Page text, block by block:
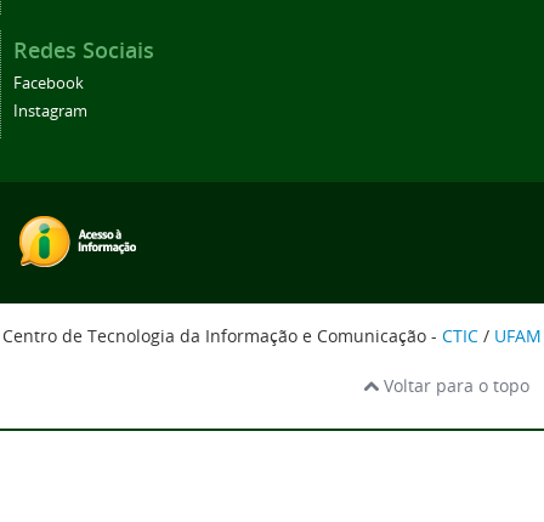
Redes Sociais
Facebook
Instagram
Centro de Tecnologia da Informação e Comunicação - CTIC / UFAM
Voltar para o topo